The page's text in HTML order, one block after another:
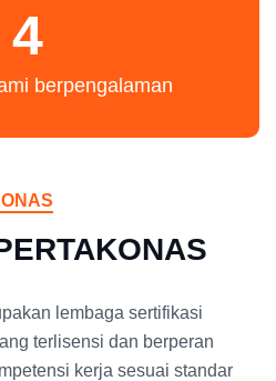
4
berpengalaman
lembaga sertifikasi
terlisensi dan berperan
kerja sesuai standar